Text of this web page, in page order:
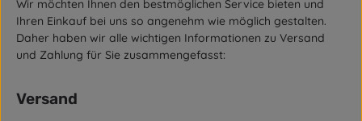
Wir möchten Ihnen den bestmöglichen Service bieten und
Ihren Einkauf bei uns so angenehm wie möglich gestalten.
Daher haben wir alle wichtigen Informationen zu Versand
und Zahlung für Sie zusammengefasst:
Versand